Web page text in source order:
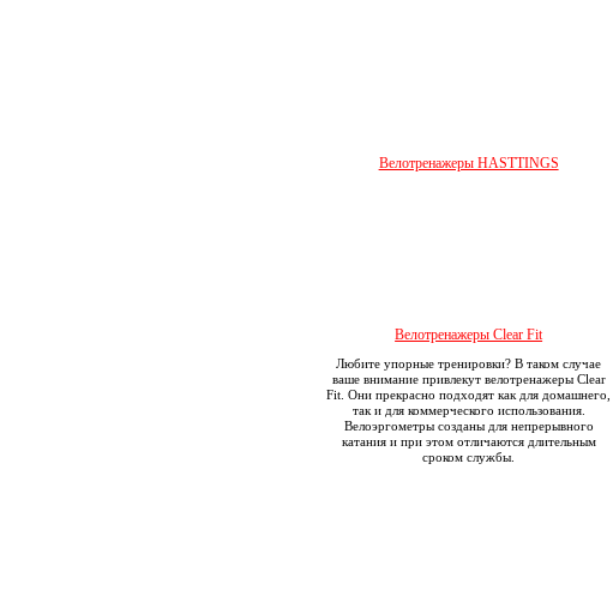
Велотренажеры HASTTINGS
Велотренажеры Clear Fit
Любите упорные тренировки? В таком случае
ваше внимание привлекут велотренажеры Clear
Fit. Они прекрасно подходят как для домашнего,
так и для коммерческого использования.
Велоэргометры созданы для непрерывного
катания и при этом отличаются длительным
сроком службы.